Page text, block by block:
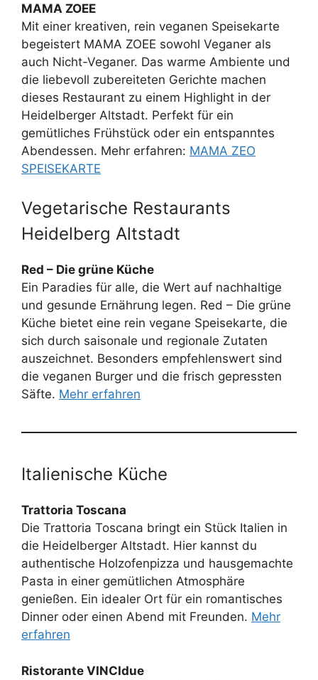
MAMA ZOEE
Mit einer kreativen, rein veganen Speisekarte
begeistert MAMA ZOEE sowohl Veganer als
auch Nicht-Veganer. Das warme Ambiente und
die liebevoll zubereiteten Gerichte machen
dieses Restaurant zu einem Highlight in der
Heidelberger Altstadt. Perfekt für ein
gemütliches Frühstück oder ein entspanntes
Abendessen. Mehr erfahren: MAMA ZEO
SPEISEKARTE
Vegetarische Restaurants
Heidelberg Altstadt
Red – Die grüne Küche
Ein Paradies für alle, die Wert auf nachhaltige
und gesunde Ernährung legen. Red – Die grüne
Küche bietet eine rein vegane Speisekarte, die
sich durch saisonale und regionale Zutaten
auszeichnet. Besonders empfehlenswert sind
die veganen Burger und die frisch gepressten
Säfte. Mehr erfahren
Italienische Küche
Trattoria Toscana
Die Trattoria Toscana bringt ein Stück Italien in
die Heidelberger Altstadt. Hier kannst du
authentische Holzofenpizza und hausgemachte
Pasta in einer gemütlichen Atmosphäre
genießen. Ein idealer Ort für ein romantisches
Dinner oder einen Abend mit Freunden. Mehr
erfahren
Ristorante VINCIdue